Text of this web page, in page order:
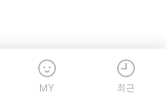
MY 최근